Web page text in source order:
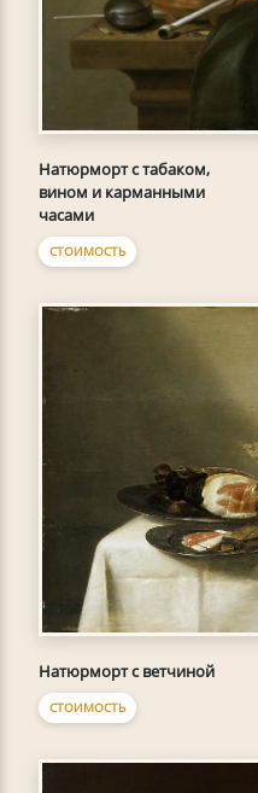
Натюрморт с табаком,
вином и карманными
часами
СТОИМОСТЬ
Натюрморт с ветчиной
СТОИМОСТЬ